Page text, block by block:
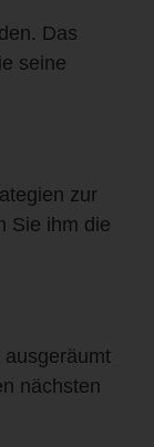
Das
seine
zur
Sie ihm die
ausgeräumt
nächsten